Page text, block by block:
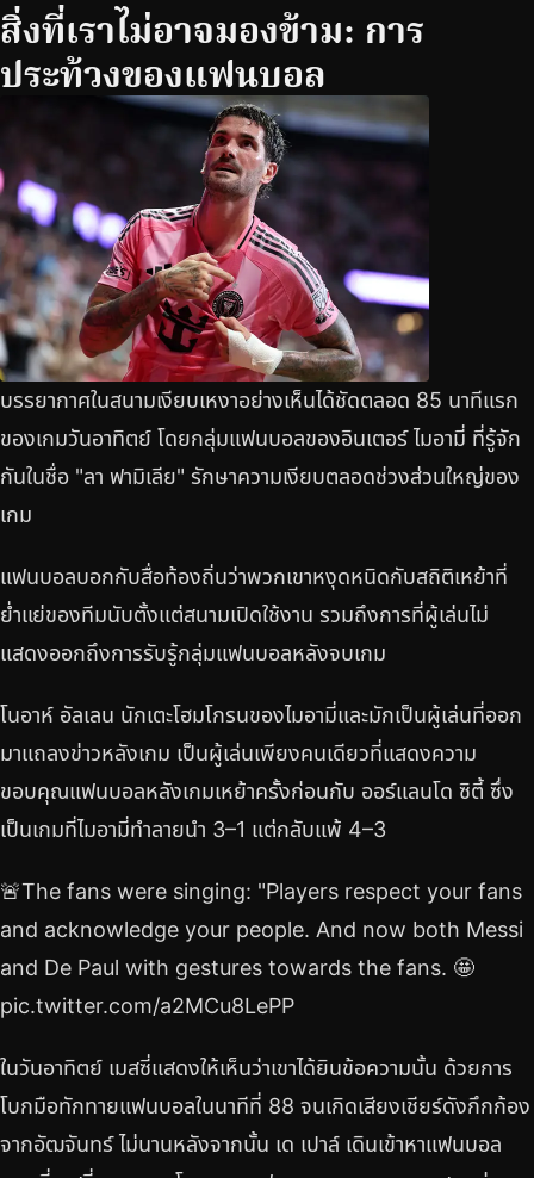
สิ่งที่เราไม่อาจมองข้าม: การ
ประท้วงของแฟนบอล
บรรยากาศในสนามเงียบเหงาอย่างเห็นได้ชัดตลอด 85 นาทีแรก
ของเกมวันอาทิตย์ โดยกลุ่มแฟนบอลของอินเตอร์ ไมอามี่ ที่รู้จัก
กันในชื่อ "ลา ฟามิเลีย" รักษาความเงียบตลอดช่วงส่วนใหญ่ของ
เกม
แฟนบอลบอกกับสื่อท้องถิ่นว่าพวกเขาหงุดหนิดกับสถิติเหย้าที่
ย่ำแย่ของทีมนับตั้งแต่สนามเปิดใช้งาน รวมถึงการที่ผู้เล่นไม่
แสดงออกถึงการรับรู้กลุ่มแฟนบอลหลังจบเกม
โนอาห์ อัลเลน นักเตะโฮมโกรนของไมอามี่และมักเป็นผู้เล่นที่ออก
มาแถลงข่าวหลังเกม เป็นผู้เล่นเพียงคนเดียวที่แสดงความ
ขอบคุณแฟนบอลหลังเกมเหย้าครั้งก่อนกับ ออร์แลนโด ซิตี้ ซึ่ง
เป็นเกมที่ไมอามี่ทำลายนำ 3–1 แต่กลับแพ้ 4–3
🚨The fans were singing: "Players respect your fans
and acknowledge your people. And now both Messi
and De Paul with gestures towards the fans. 🤩
pic.twitter.com/a2MCu8LePP
ในวันอาทิตย์ เมสซี่แสดงให้เห็นว่าเขาได้ยินข้อความนั้น ด้วยการ
โบกมือทักทายแฟนบอลในนาทีที่ 88 จนเกิดเสียงเชียร์ดังกึกก้อง
จากอัฒจันทร์ ไม่นานหลังจากนั้น เด เปาล์ เดินเข้าหาแฟนบอล